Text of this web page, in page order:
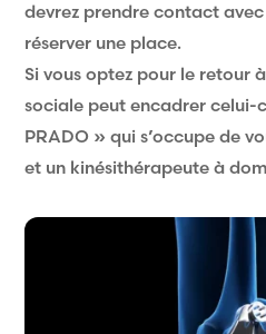
devrez prendre contact
réserver une place.
Si vous optez pour le retour
sociale peut encadrer celui-
PRADO » qui s’occupe de
et un kinésithérapeute à